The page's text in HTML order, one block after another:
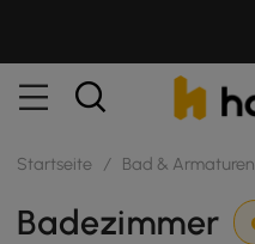
Startseite / Bad & Armaturen
Badezimmer